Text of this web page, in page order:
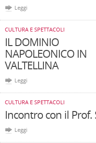
Leggi
CULTURA E SPETTACOLI
IL DOMINIO
NAPOLEONICO IN
VALTELLINA
Leggi
CULTURA E SPETTACOLI
Incontro con il Prof.
Leggi